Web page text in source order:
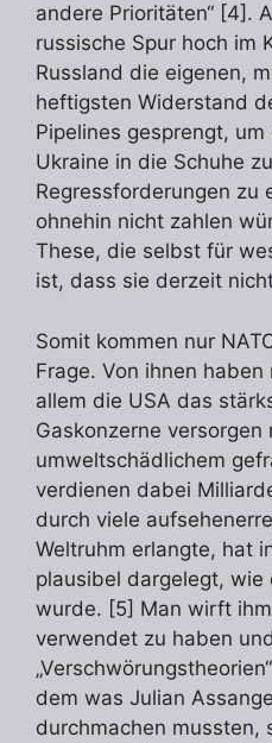
andere Prioritäten“ [4].
russische Spur hoch im
Russland die eigenen,
heftigsten Widerstand
Pipelines gesprengt,
Ukraine in die Schuhe
Regressforderungen zu
ohnehin nicht zahlen
These, die selbst für
ist, dass sie derzeit
Somit kommen nur
Frage. Von ihnen
allem die USA das
Gaskonzerne versorgen
umweltschädlichem
verdienen dabei
durch viele
Weltruhm erlangte, hat
plausibel dargelegt,
wurde. [5] Man wirft
verwendet zu haben und
dem was Julian
durchmachen mussten,